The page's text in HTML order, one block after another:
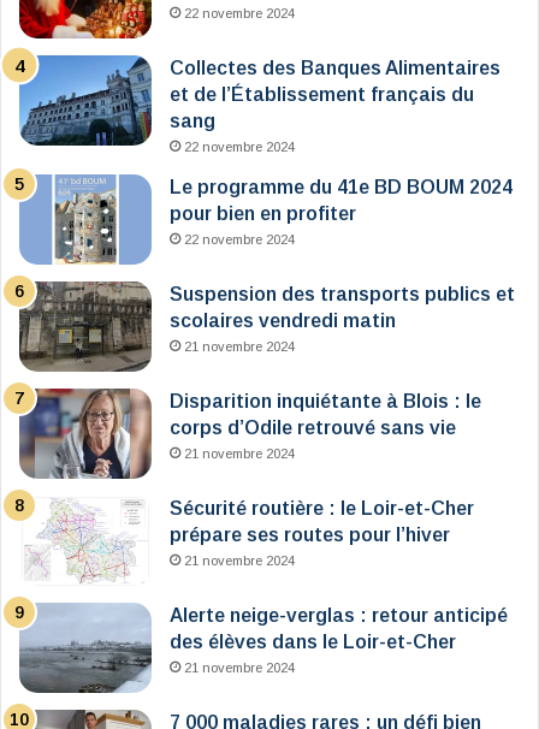
22 novembre 2024
Collectes des Banques Alimentaires
et de l’Établissement français du
sang
22 novembre 2024
Le programme du 41e BD BOUM 2024
pour bien en profiter
22 novembre 2024
Suspension des transports publics et
scolaires vendredi matin
21 novembre 2024
Disparition inquiétante à Blois : le
corps d’Odile retrouvé sans vie
21 novembre 2024
Sécurité routière : le Loir-et-Cher
prépare ses routes pour l’hiver
21 novembre 2024
Alerte neige-verglas : retour anticipé
des élèves dans le Loir-et-Cher
21 novembre 2024
7 000 maladies rares : un défi bien